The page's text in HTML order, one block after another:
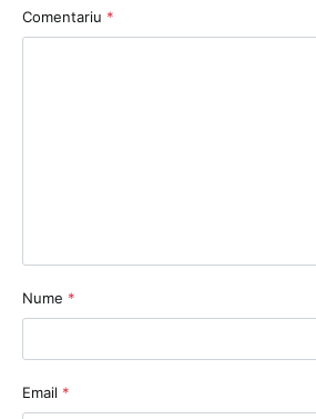
Comentariu *
Nume *
Email *